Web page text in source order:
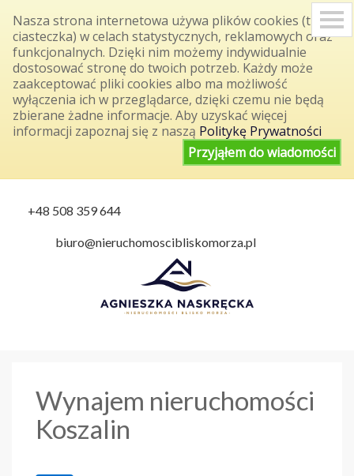
Nasza strona internetowa używa plików cookies (tzw.
ciasteczka) w celach statystycznych, reklamowych oraz
funkcjonalnych. Dzięki nim możemy indywidualnie
dostosować stronę do twoich potrzeb. Każdy może
zaakceptować pliki cookies albo ma możliwość
wyłączenia ich w przeglądarce, dzięki czemu nie będą
zbierane żadne informacje. Aby uzyskać więcej
informacji zapoznaj się z naszą Politykę Prywatności
Przyjąłem do wiadomości
+48 508 359 644
biuro@nieruchomoscibliskomorza.pl
S
k
i
t
i
o
n
Wynajem nieruchomości
Koszalin